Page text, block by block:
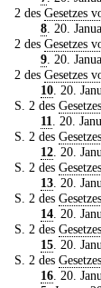
2 des Gesetzes
8. 20.
2 des Gesetzes
9. 20.
2 des Gesetzes
10. 20.
S. 2 des
11
. 20.
S. 2 des
12. 20.
S. 2 des
13. 20.
S. 2 des
14. 20.
S. 2 des
15. 20.
S. 2 des
16. 20.